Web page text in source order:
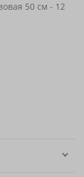
50 см - 12